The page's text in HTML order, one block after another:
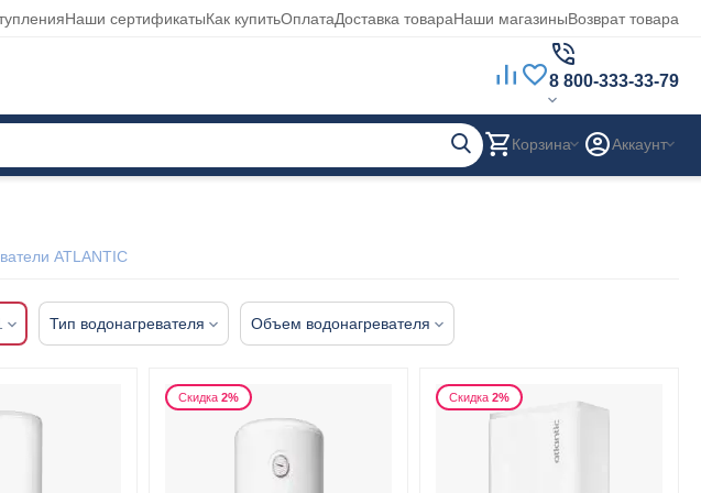
Наши сертификатыКак купитьОплатаДоставка товараНаши магазиныВозврат товара
8 800-333-33-79
Корзина Аккаунт
ATLANTIC
Тип водонагревателя Объем водонагревателя
Скидка 2% Скидка 2%